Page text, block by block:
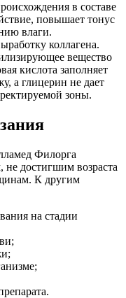
в составе
повышает тонус
влаги.
коллагена.
вещество
кислота заполняет
а глицерин не дает
зоны.
Филорга
не достигшим возраста
К другим
на стадии